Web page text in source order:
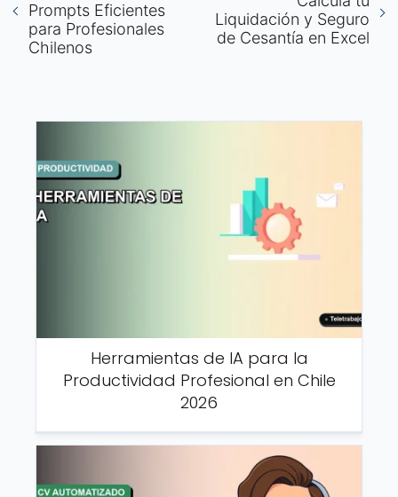
Prompts Eficientes
para Profesionales
Chilenos
Liquidación y Seguro
de Cesantía en Excel
Herramientas de IA para la
Productividad Profesional en Chile
2026